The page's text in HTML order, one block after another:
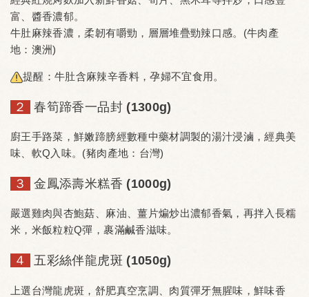
富、醬香濃郁。
牛肚麻辣香濃，柔韌有嚼勁，層層堆疊勁辣口感。(牛肉產
地：澳洲)
提醒：牛肚含麻辣辛香料，孕婦不宜食用。
２ 春筍蹄香一品封 (1300g)
廚王手路菜，鮮嫩蹄膀經數種中藥材調製的湯汁浸滷，經典美
味、軟Q入味。(豬肉產地：台灣)
３ 金鳳添壽米糕香 (1000g)
嚴選雞肉與杏鮑菇、麻油、薑片煸炒出濃郁香氣，再拌入長糯
米，米飯粒粒Q彈，裹滿鹹香滋味。
４ 五彩絲伴龍虎斑 (1050g)
上選台灣龍虎斑，舒肥真空烹調、肉質彈牙無腥味，鮮味香